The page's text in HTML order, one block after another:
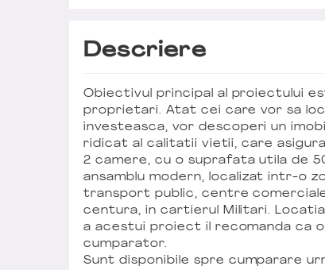
Descriere
Obiectivul principal al proiectului
proprietari. Atat cei care vor sa
investeasca, vor descoperi un
ridicat al calitatii vietii, care
2 camere, cu o suprafata utila de
ansamblu modern, localizat intr-o
transport public, centre
centura, in cartierul Militari.
a acestui proiect il recomanda ca
cumparator.
Sunt disponibile spre cumparare